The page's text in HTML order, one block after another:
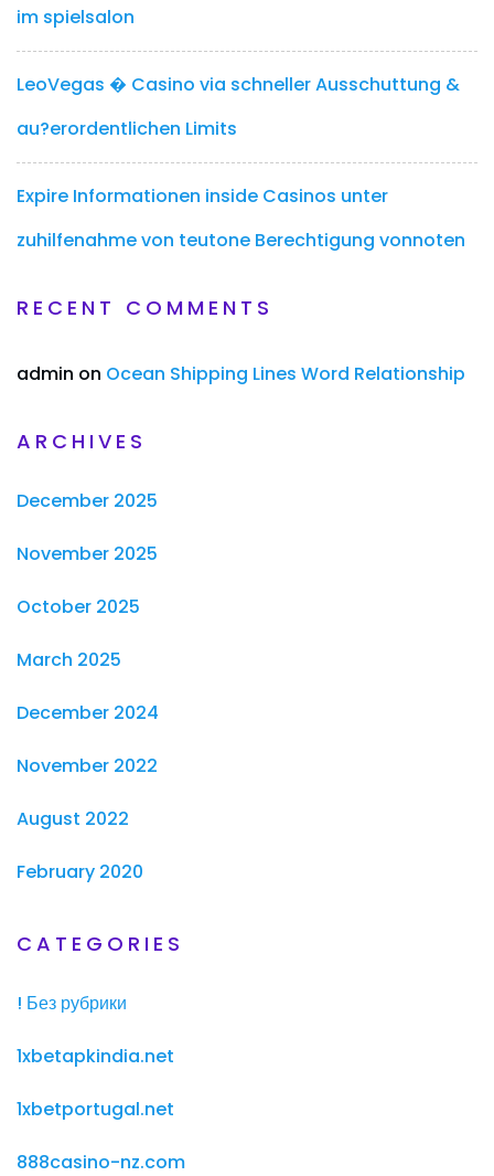
im spielsalon
LeoVegas � Casino via schneller Ausschuttung &
au?erordentlichen Limits
Expire Informationen inside Casinos unter
zuhilfenahme von teutone Berechtigung vonnoten
RECENT COMMENTS
admin on Ocean Shipping Lines Word Relationship
ARCHIVES
December 2025
November 2025
October 2025
March 2025
December 2024
November 2022
August 2022
February 2020
CATEGORIES
! Без рубрики
1xbetapkindia.net
1xbetportugal.net
888casino-nz.com